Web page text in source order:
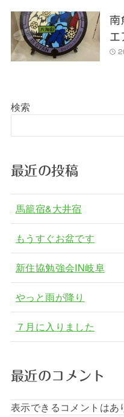
南
エ
検索
最近の投稿
馬籠宿&大井宿
もうすぐお盆です
新住協勉強会IN岐阜
やっと雨が降り
７月に入りました
最近のコメント
表示できるコメントはあ